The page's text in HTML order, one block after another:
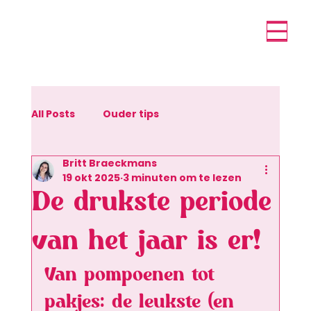
All Posts Ouder tips
De drukste periode
van het jaar is er!
Britt Braeckmans
19 okt 2025 3 minuten om te lezen
Van pompoenen tot
pakjes: de leukste (en